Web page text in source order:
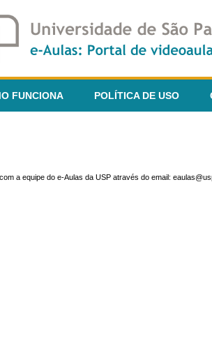
FUNCIONA POLÍTICA DE USO
a equipe do e-Aulas da USP através do email: